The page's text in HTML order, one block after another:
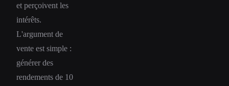
et perçoivent les
intérêts.
L'argument de
vente est simple :
générer des
rendements de 10